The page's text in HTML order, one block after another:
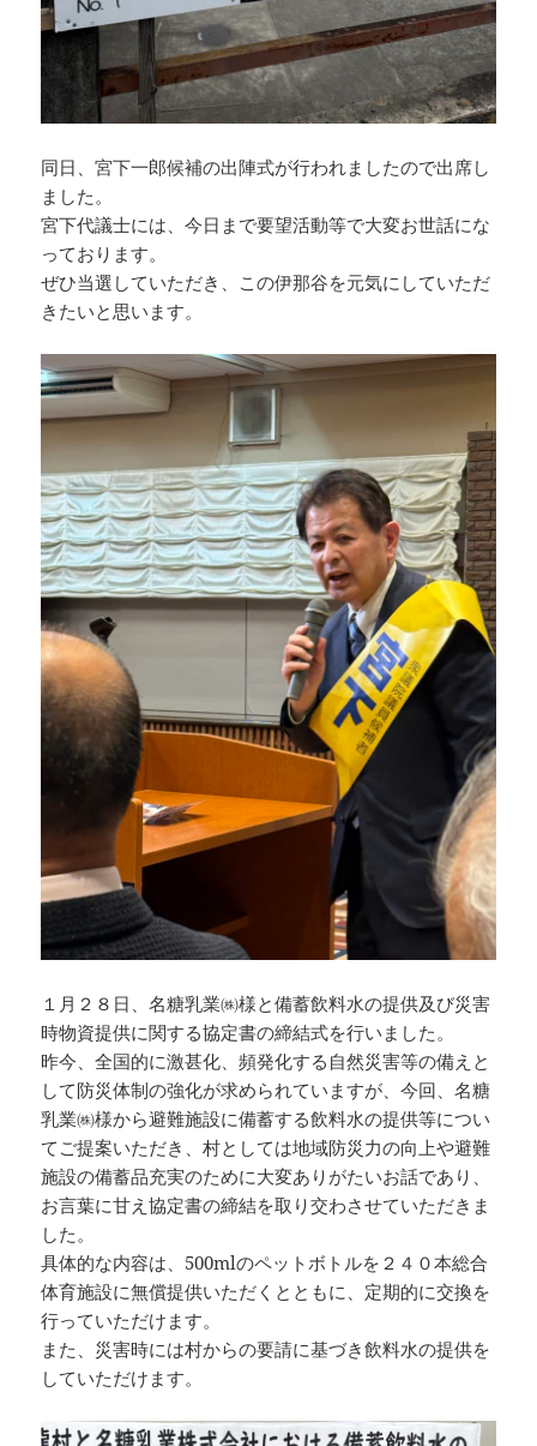
同日、宮下一郎候補の出陣式が行われましたので出席し
ました。
宮下代議士には、今日まで要望活動等で大変お世話にな
っております。
ぜひ当選していただき、この伊那谷を元気にしていただ
きたいと思います。
１月２８日、名糖乳業㈱様と備蓄飲料水の提供及び災害
時物資提供に関する協定書の締結式を行いました。
昨今、全国的に激甚化、頻発化する自然災害等の備えと
して防災体制の強化が求められていますが、今回、名糖
乳業㈱様から避難施設に備蓄する飲料水の提供等につい
てご提案いただき、村としては地域防災力の向上や避難
施設の備蓄品充実のために大変ありがたいお話であり、
お言葉に甘え協定書の締結を取り交わさせていただきま
した。
具体的な内容は、500mlのペットボトルを２４０本総合
体育施設に無償提供いただくとともに、定期的に交換を
行っていただけます。
また、災害時には村からの要請に基づき飲料水の提供を
していただけます。